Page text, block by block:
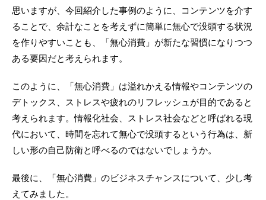
思いますが、今回紹介した事例のように、コンテンツを介す
ることで、余計なことを考えずに簡単に無心で没頭する状況
を作りやすいことも、「無心消費」が新たな習慣になりつつ
ある要因だと考えられます。
このように、「無心消費」は溢れかえる情報やコンテンツの
デトックス、ストレスや疲れのリフレッシュが目的であると
考えられます。情報化社会、ストレス社会などと呼ばれる現
代において、時間を忘れて無心で没頭するという行為は、新
しい形の自己防衛と呼べるのではないでしょうか。
最後に、「無心消費」のビジネスチャンスについて、少し考
えてみました。